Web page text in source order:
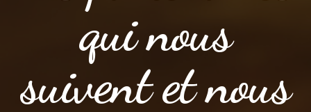
qui nous
suivent et nous